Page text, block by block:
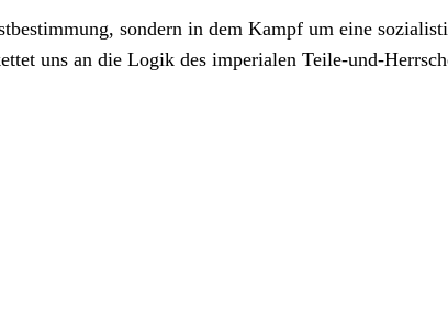
sondern in dem Kampf um eine
uns an die Logik des imperialen Teile-und-